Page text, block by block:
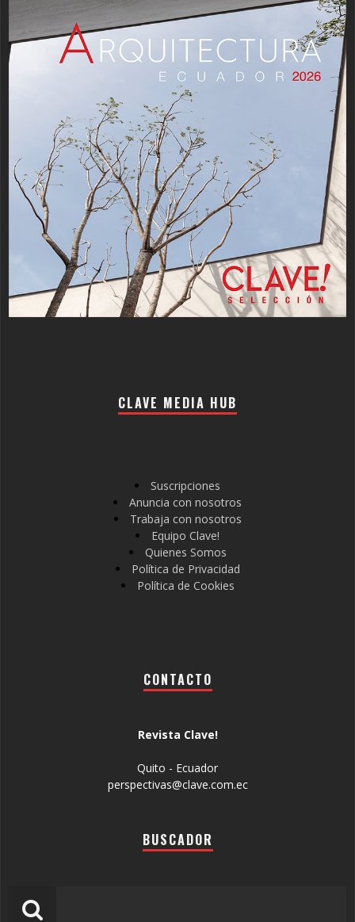
CLAVE MEDIA HUB
Suscripciones
Anuncia con nosotros
Trabaja con nosotros
Equipo Clave!
Quienes Somos
Política de Privacidad
Política de Cookies
CONTACTO
Revista Clave!
Quito - Ecuador
perspectivas@clave.com.ec
BUSCADOR